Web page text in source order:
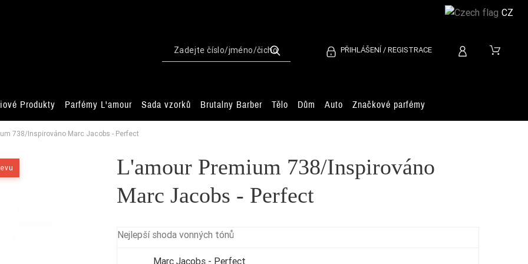
PŘIHLÁŠENÍ / REGISTRACE
Produkty Parfémy L'amour Sada vzorků Brutalny Barber Tělo Dům Auto Značkové parfémy
738/Inspirováno Marc Jacobs - Perfect
L'amour Premium 738/Inspirováno
Marc Jacobs - Perfect
Nejlepší shoda vonných tónů
Marc Jacobs - Perfect
CZ